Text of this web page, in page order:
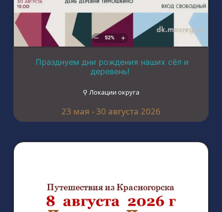
Празднуем дни рождения наших сёл и
деревень!
⚲ Локации округа
23 мая - 30 августа 2026